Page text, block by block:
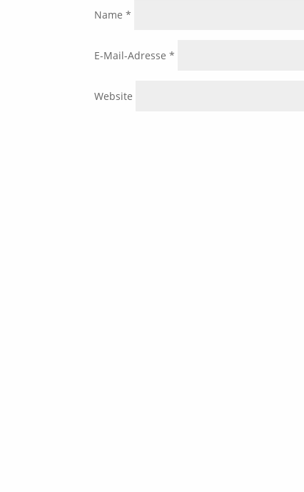
Name *
E-Mail-Adresse *
Website